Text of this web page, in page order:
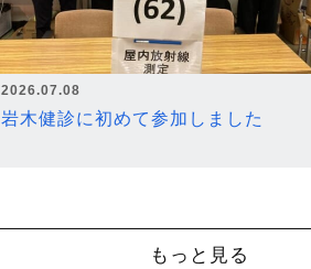
2026.07.08
岩木健診に初めて参加しました
もっと見る